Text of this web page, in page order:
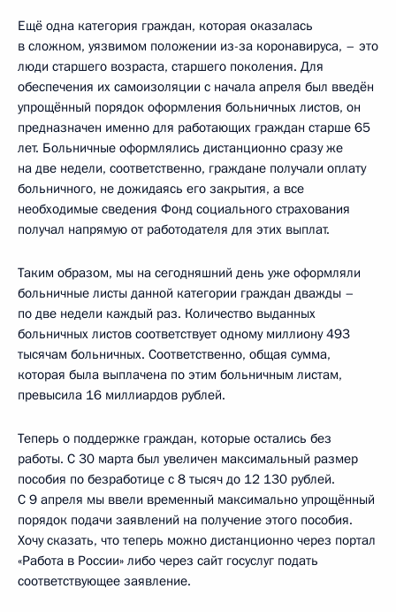
Ещё одна категория граждан, которая оказалась
в сложном, уязвимом положении из-за коронавируса, – это
люди старшего возраста, старшего поколения. Для
обеспечения их самоизоляции с начала апреля был введён
упрощённый порядок оформления больничных листов, он
предназначен именно для работающих граждан старше 65
лет. Больничные оформлялись дистанционно сразу же
на две недели, соответственно, граждане получали оплату
больничного, не дожидаясь его закрытия, а все
необходимые сведения Фонд социального страхования
получал напрямую от работодателя для этих выплат.
Таким образом, мы на сегодняшний день уже оформляли
больничные листы данной категории граждан дважды –
по две недели каждый раз. Количество выданных
больничных листов соответствует одному миллиону 493
тысячам больничных. Соответственно, общая сумма,
которая была выплачена по этим больничным листам,
превысила 16 миллиардов рублей.
Теперь о поддержке граждан, которые остались без
работы. С 30 марта был увеличен максимальный размер
пособия по безработице с 8 тысяч до 12 130 рублей.
С 9 апреля мы ввели временный максимально упрощённый
порядок подачи заявлений на получение этого пособия.
Хочу сказать, что теперь можно дистанционно через портал
«Работа в России» либо через сайт госуслуг подать
соответствующее заявление.